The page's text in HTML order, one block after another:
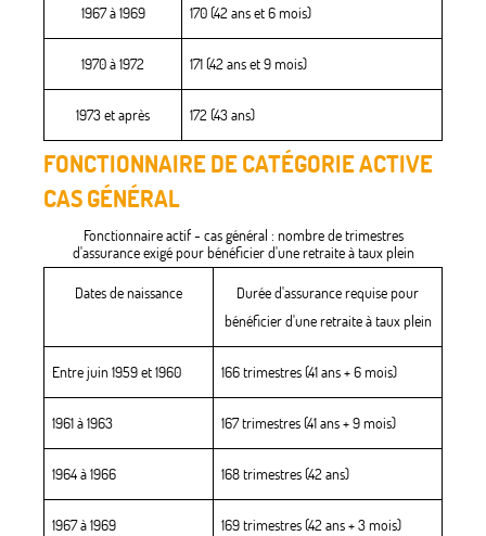
1967 à 1969 170 (42 ans et 6 mois)
1970 à 1972 171 (42 ans et 9 mois)
1973 et après 172 (43 ans)
FONCTIONNAIRE DE CATÉGORIE ACTIVE
CAS GÉNÉRAL
Fonctionnaire actif - cas général : nombre de trimestres
d'assurance exigé pour bénéficier d'une retraite à taux plein
Dates de naissance
Durée d'assurance requise pour
bénéficier d'une retraite à taux plein
Entre juin 1959 et 1960 166 trimestres (41 ans + 6 mois)
1961 à 1963 167 trimestres (41 ans + 9 mois)
1964 à 1966 168 trimestres (42 ans)
1967 à 1969 169 trimestres (42 ans + 3 mois)